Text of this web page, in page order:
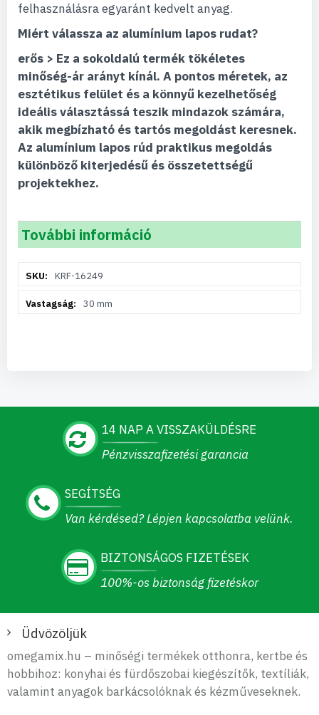
felhasználásra egyaránt kedvelt anyag.
Miért válassza az alumínium lapos rudat?
erős > Ez a sokoldalú termék tökéletes
minőség-ár arányt kínál. A pontos méretek, az
esztétikus felület és a könnyű kezelhetőség
ideális választássá teszik mindazok számára,
akik megbízható és tartós megoldást keresnek.
Az alumínium lapos rúd praktikus megoldás
különböző kiterjedésű és összetettségű
projektekhez.
További információ
információKRF-16249
30 mm
14 NAP A VISSZAKÜLDÉSRE
Pénzvisszafizetési garancia
SEGÍTSÉG
Van kérdésed? Lépjen kapcsolatba velünk.
BIZTONSÁGOS FIZETÉSEK
100%-os biztonság fizetéskor
Üdvözöljük
omegamix.hu – minőségi termékek otthonra, kertbe és
hobbihoz: konyhai és fürdőszobai kiegészítők, textíliák,
valamint anyagok barkácsolóknak és kézműveseknek.